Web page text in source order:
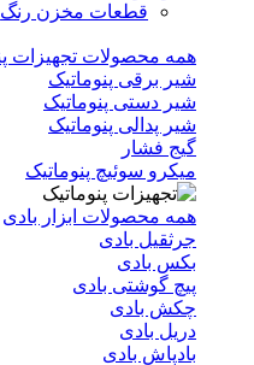
قطعات مخزن رنگ
همه محصولات تجهیزات
شیر برقی پنوماتیک
شیر دستی پنوماتیک
شیر پدالی پنوماتیک
گیج فشار
میکرو سوئیچ پنوماتیک
همه محصولات ابزار بادی
جرثقیل بادی
بکس بادی
پیچ گوشتی بادی
چکش بادی
دریل بادی
بادپاش بادی